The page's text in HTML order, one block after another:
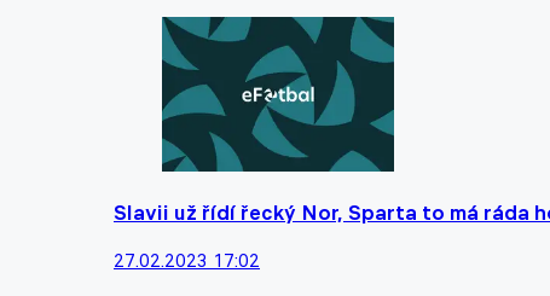
Slavii už řídí řecký Nor, Sparta to má ráda
27.02.2023 17:02